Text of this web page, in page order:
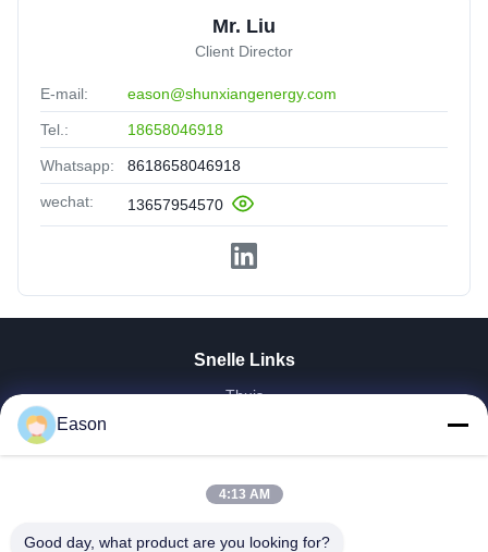
Mr. Liu
Client Director
E-mail: eason@shunxiangenergy.com
Tel.: 18658046918
Whatsapp: 8618658046918
wechat: 13657954570
Snelle Links
Thuis
Videos
Fabrieksreis
Kwaliteitscontrole
Eason
4:13 AM
Good day, what product are you looking for?